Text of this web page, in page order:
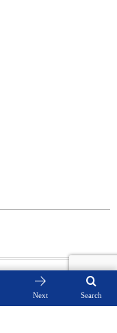
Search
Next